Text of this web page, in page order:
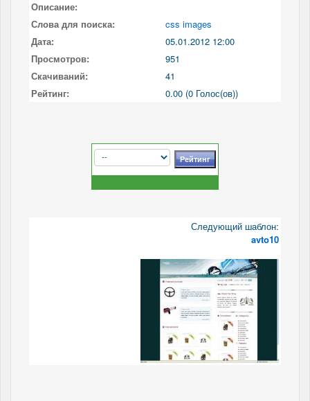
Описание:
Слова для поиска:
css images
Дата:
05.01.2012 12:00
Просмотров:
951
Скачиваний:
41
Рейтинг:
0.00 (0 Голос(ов))
Следующий шаблон:
avto10